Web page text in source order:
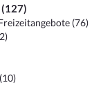
(76)